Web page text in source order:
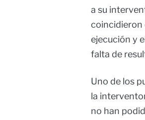
a su
coincidieron
ejecución y
falta de
Uno de los
la
no han